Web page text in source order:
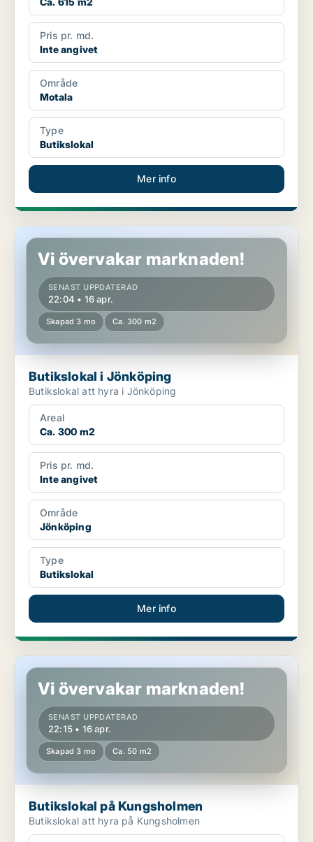
Pris pr. md.
Inte angivet
Område
Motala
Type
Butikslokal
Mer info
Butikslokal i Jönköping
Vi övervakar marknaden!
SENAST UPPDATERAD
22:04 • 16 apr.
Skapad 3 mo Ca. 300 m2
Butikslokal i Jönköping
Butikslokal att hyra i Jönköping
Areal
Ca. 300 m2
Pris pr. md.
Inte angivet
Område
Jönköping
Type
Butikslokal
Mer info
Butikslokal på Kungsholmen
Vi övervakar marknaden!
SENAST UPPDATERAD
22:15 • 16 apr.
Skapad 3 mo Ca. 50 m2
Butikslokal på Kungsholmen
Butikslokal att hyra på Kungsholmen